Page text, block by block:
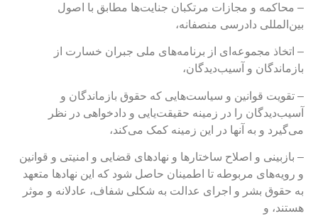
محاکمه و مجازات مرتکبان جنایت‌ها مطابق با اصول
دادرسی منصفانه،
اتخاذ مجموعه‌ای از برنامه‌های ملی جبران خسارت از
و آسیب‌دیدگان،
تقویت قوانین و سیاست‌هایی که حقوق بازماندگان و
را در زمینه حقیقت‌یایی و دادخواهی در نظر
و به آنها در این زمینه کمک می‌کند،
بازبینی و اصلاح ساختارها و نهادهای قضایی و امنیتی و قوانین
رویه‌های مربوطه تا اطمینان حاصل شود که این نهادها متعهد
حقوق بشر و اجرای عدالت به شکلی شفاف، عادلانه و موثر
و